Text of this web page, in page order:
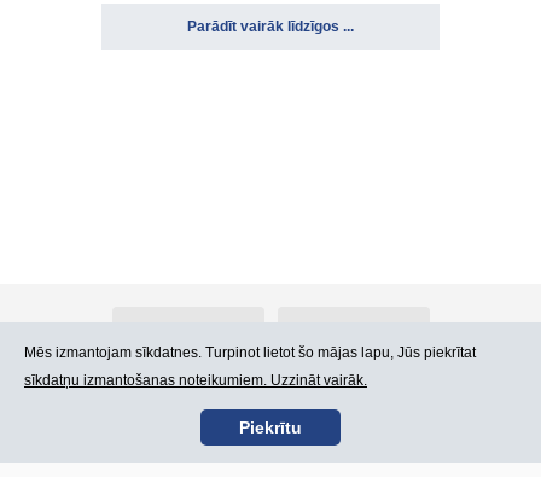
Parādīt vairāk līdzīgos ...
Kontakti Lietošanas noteikumi
Mēs izmantojam sīkdatnes. Turpinot lietot šo mājas lapu, Jūs piekrītat
sīkdatņu izmantošanas noteikumiem. Uzzināt vairāk.
Piekrītu